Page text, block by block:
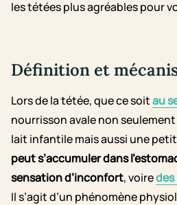
les tétées plus agréables pour
Définition et
Lors de la tétée, que ce soitau
nourrisson avale non
lait infantile mais aussi une
peut s’accumuler dans
sensation d’inconfort, voiredes
Il s’agit d’un phénomène